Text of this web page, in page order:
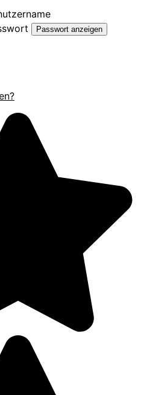
Passwort anzeigen